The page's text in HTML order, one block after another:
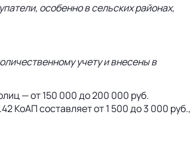
особенно в сельских районах,
учету и внесены в
— от 150 000 до 200 000 руб.
КоАП составляет от 1 500 до 3 000 руб.,